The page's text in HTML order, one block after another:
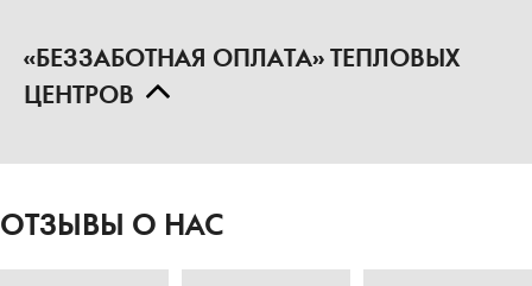
«БЕЗЗАБОТНАЯ ОПЛАТА» ТЕПЛОВЫХ
ЦЕНТРОВ
ОТЗЫВЫ О НАС